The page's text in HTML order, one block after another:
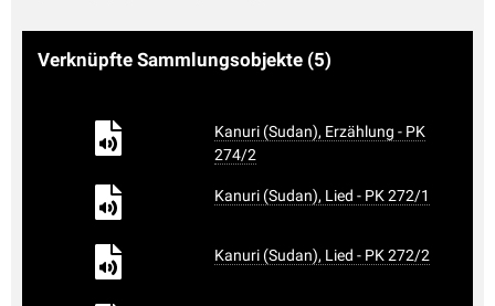
Verknüpfte Sammlungsobjekte (5)
Kanuri (Sudan), Erzählung - PK
274/2
Kanuri (Sudan), Lied - PK 272/1
Kanuri (Sudan), Lied - PK 272/2